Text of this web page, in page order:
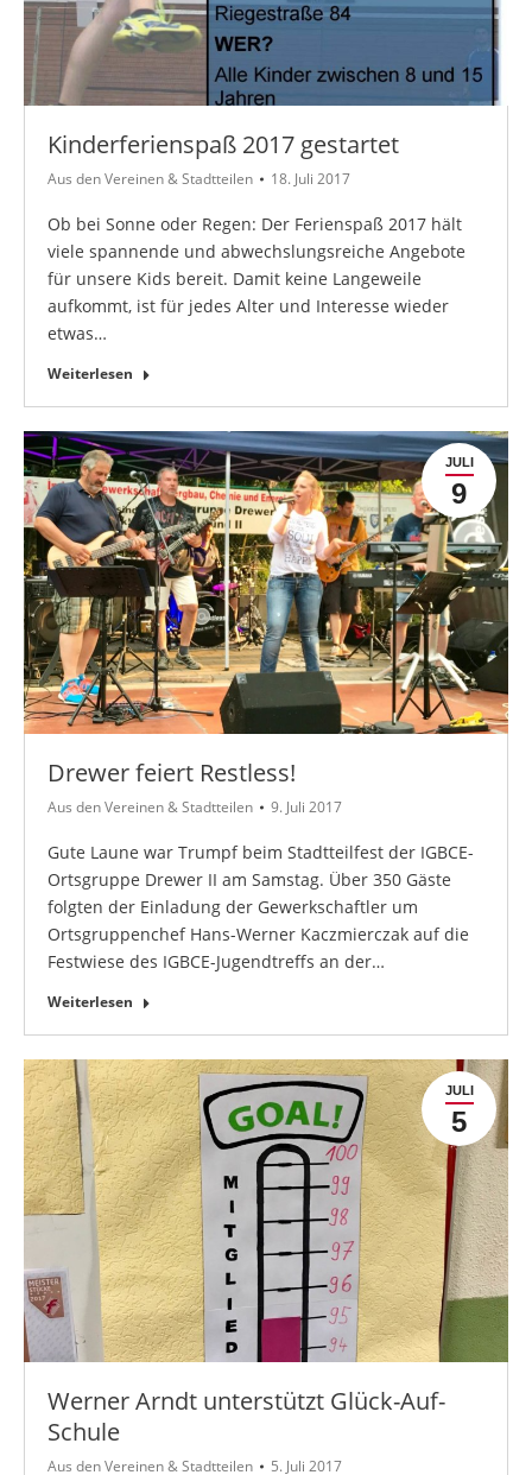
Kinderferienspaß 2017 gestartet
Aus den Vereinen & Stadtteilen 18. Juli 2017
Ob bei Sonne oder Regen: Der Ferienspaß 2017 hält
viele spannende und abwechslungsreiche Angebote
für unsere Kids bereit. Damit keine Langeweile
aufkommt, ist für jedes Alter und Interesse wieder
etwas…
Weiterlesen
JULI
9
Drewer feiert Restless!
Aus den Vereinen & Stadtteilen 9. Juli 2017
Gute Laune war Trumpf beim Stadtteilfest der IGBCE-
Ortsgruppe Drewer II am Samstag. Über 350 Gäste
folgten der Einladung der Gewerkschaftler um
Ortsgruppenchef Hans-Werner Kaczmierczak auf die
Festwiese des IGBCE-Jugendtreffs an der…
Weiterlesen
JULI
5
Werner Arndt unterstützt Glück-Auf-
Schule
Aus den Vereinen & Stadtteilen 5. Juli 2017